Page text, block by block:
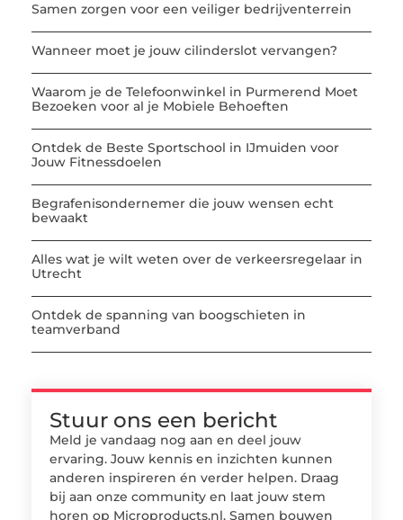
Samen zorgen voor een veiliger bedrijventerrein
Wanneer moet je jouw cilinderslot vervangen?
Waarom je de Telefoonwinkel in Purmerend Moet
Bezoeken voor al je Mobiele Behoeften
Ontdek de Beste Sportschool in IJmuiden voor
Jouw Fitnessdoelen
Begrafenisondernemer die jouw wensen echt
bewaakt
Alles wat je wilt weten over de verkeersregelaar in
Utrecht
Ontdek de spanning van boogschieten in
teamverband
Stuur ons een bericht
Meld je vandaag nog aan en deel jouw
ervaring. Jouw kennis en inzichten kunnen
anderen inspireren én verder helpen. Draag
bij aan onze community en laat jouw stem
horen op Microproducts.nl. Samen bouwen